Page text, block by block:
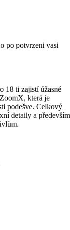
po potvrzeni vasi
18 ti zajistí úžasné
která je
podešve. Celkový
detaily a především